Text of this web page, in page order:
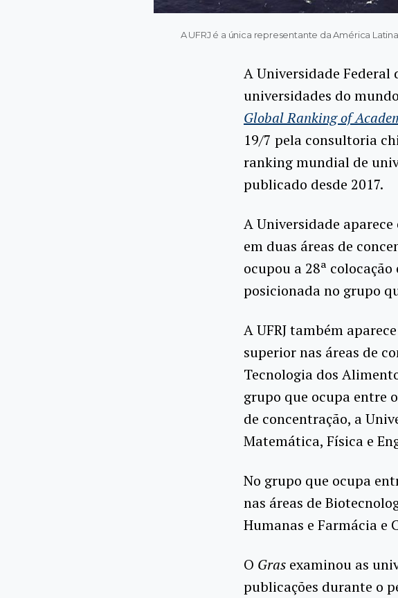
A UFRJ é a única representante da América
A Universidade Federal
universidades do
Global Ranking of
19/7 pela consultoria
ranking mundial de
publicado desde 2017.
A Universidade
em duas áreas de
ocupou a 28ª
posicionada no grupo
A UFRJ também
superior nas áreas de
Tecnologia dos
grupo que ocupa entre
de concentração, a
Matemática, Física e
No grupo que ocupa
nas áreas de
Humanas e Farmácia e
O Gras examinou as
publicações durante o